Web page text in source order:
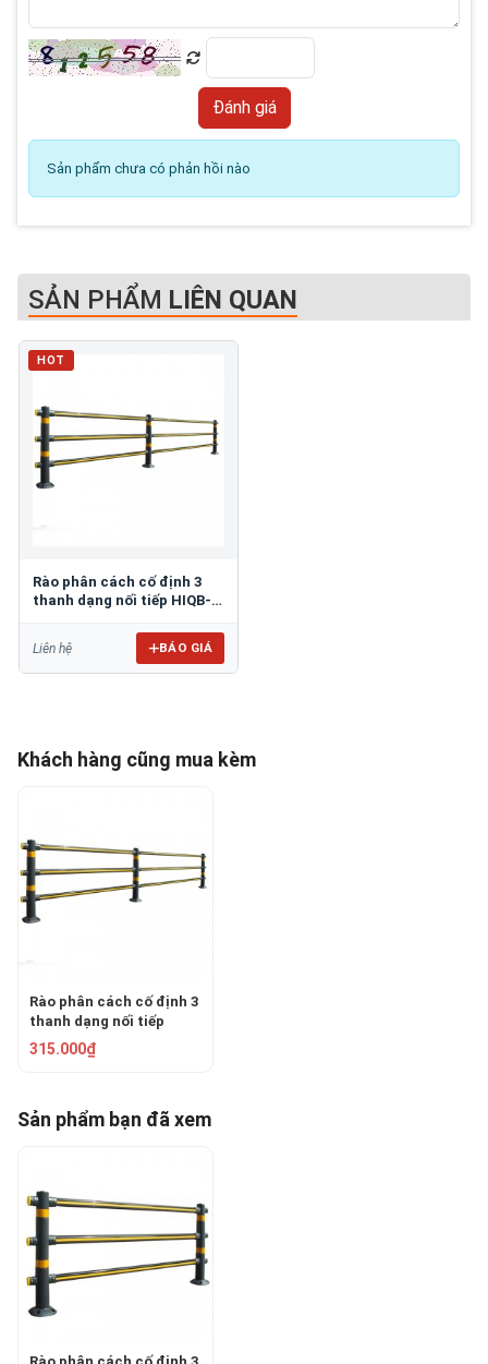
Sản phẩm chưa có phản hồi nào
SẢN PHẨM LIÊN QUAN
HOT
Rào phân cách cố định 3
thanh dạng nối tiếp HIQB-
Liên hệ BÁO GIÁ
Khách hàng cũng mua kèm
Rào phân cách cố định 3
thanh dạng nối tiếp
HIQB-0103
315.000₫
Sản phẩm bạn đã xem